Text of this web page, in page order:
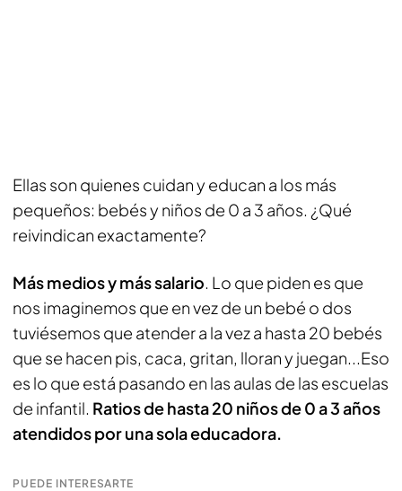
Ellas son quienes cuidan y educan a los más
pequeños: bebés y niños de 0 a 3 años. ¿Qué
reivindican exactamente?
Más medios y más salario. Lo que piden es que
nos imaginemos que en vez de un bebé o dos
tuviésemos que atender a la vez a hasta 20 bebés
que se hacen pis, caca, gritan, lloran y juegan...Eso
es lo que está pasando en las aulas de las escuelas
de infantil. Ratios de hasta 20 niños de 0 a 3 años
atendidos por una sola educadora.
PUEDE INTERESARTE